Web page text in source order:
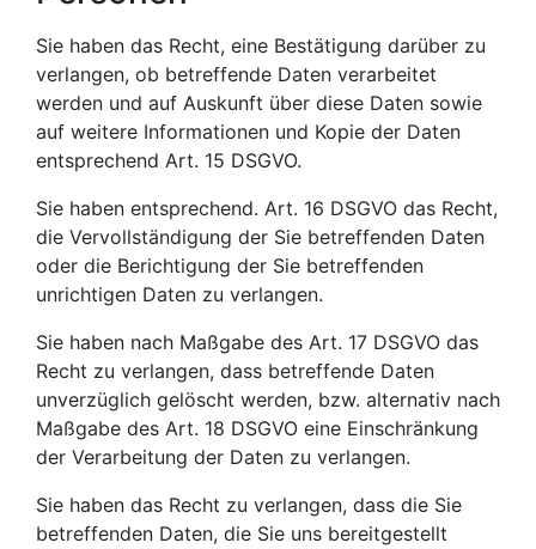
Sie haben das Recht, eine Bestätigung darüber zu
verlangen, ob betreffende Daten verarbeitet
werden und auf Auskunft über diese Daten sowie
auf weitere Informationen und Kopie der Daten
entsprechend Art. 15 DSGVO.
Sie haben entsprechend. Art. 16 DSGVO das Recht,
die Vervollständigung der Sie betreffenden Daten
oder die Berichtigung der Sie betreffenden
unrichtigen Daten zu verlangen.
Sie haben nach Maßgabe des Art. 17 DSGVO das
Recht zu verlangen, dass betreffende Daten
unverzüglich gelöscht werden, bzw. alternativ nach
Maßgabe des Art. 18 DSGVO eine Einschränkung
der Verarbeitung der Daten zu verlangen.
Sie haben das Recht zu verlangen, dass die Sie
betreffenden Daten, die Sie uns bereitgestellt